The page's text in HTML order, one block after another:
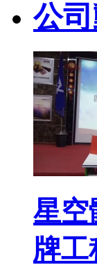
公
星空
牌工